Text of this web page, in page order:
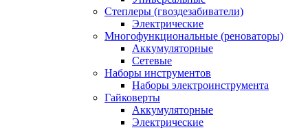
Степлеры (гвоздезабиватели)
Электрические
Многофункциональные (реноваторы)
Аккумуляторные
Сетевые
Наборы инструментов
Наборы электроинструмента
Гайковерты
Аккумуляторные
Электрические